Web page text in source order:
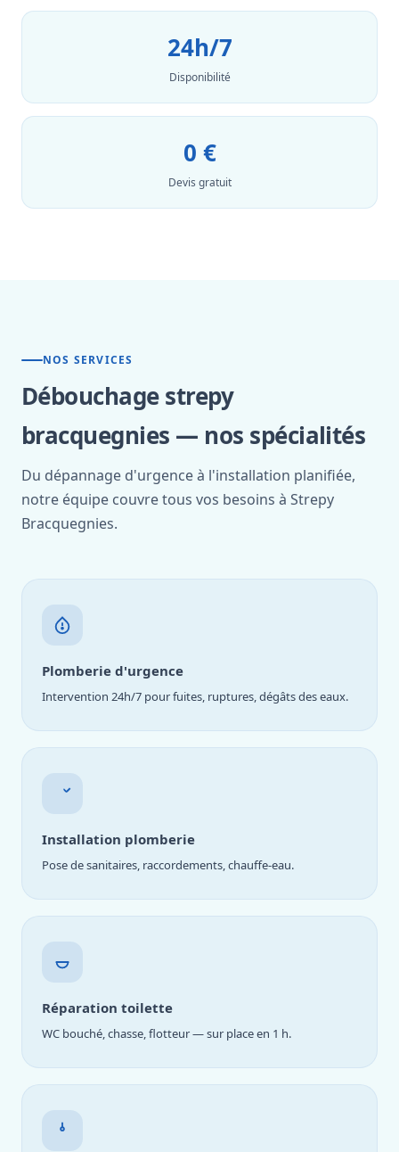
24h/7
Disponibilité
0 €
Devis gratuit
NOS SERVICES
Débouchage strepy
bracquegnies — nos spécialités
Du dépannage d'urgence à l'installation planifiée,
notre équipe couvre tous vos besoins à Strepy
Bracquegnies.
Plomberie d'urgence
Intervention 24h/7 pour fuites, ruptures, dégâts des eaux.
Installation plomberie
Pose de sanitaires, raccordements, chauffe-eau.
Réparation toilette
WC bouché, chasse, flotteur — sur place en 1 h.